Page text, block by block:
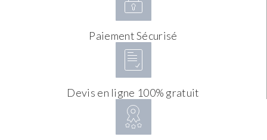
Paiement Sécurisé
Devis en ligne 100% gratuit